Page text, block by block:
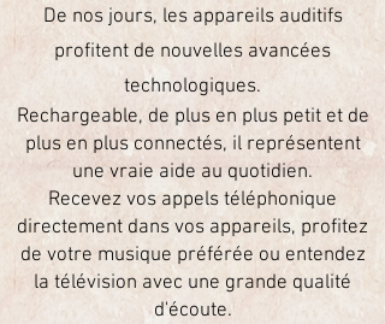
De nos jours, les appareils auditifs
profitent de nouvelles avancées
technologiques.
Rechargeable, de plus en plus petit et de
plus en plus connectés, il représentent
une vraie aide au quotidien.
Recevez vos appels téléphonique
directement dans vos appareils, profitez
de votre musique préférée ou entendez
la télévision avec une grande qualité
d'écoute.